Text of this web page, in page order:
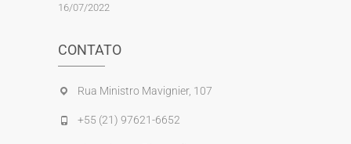
16/07/2022
CONTATO
Rua Ministro Mavignier, 107
+55 (21) 97621-6652